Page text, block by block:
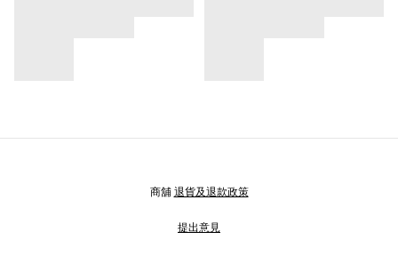
商舖 退貨及退款政策
提出意見